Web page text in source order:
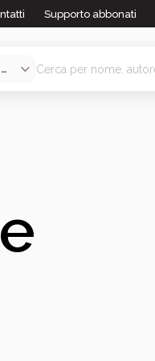
Supporto abbonati